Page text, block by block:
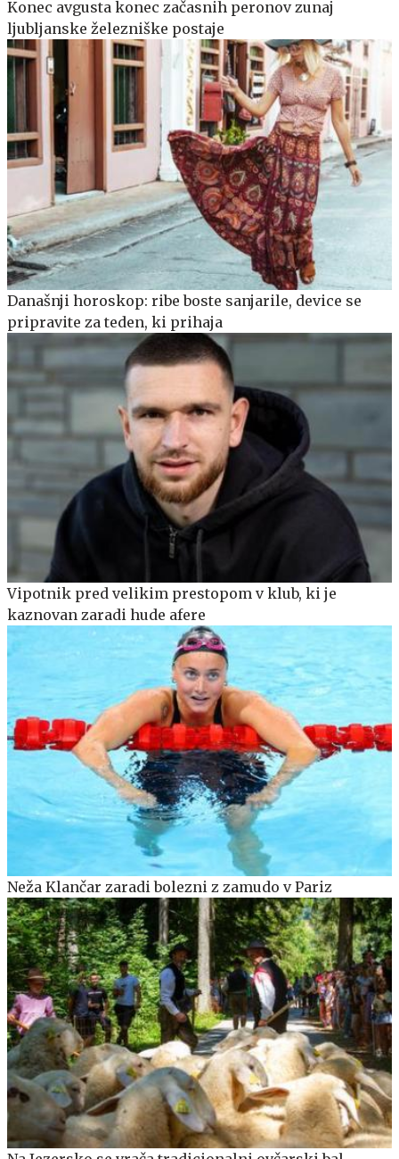
Konec avgusta konec začasnih peronov zunaj
ljubljanske železniške postaje
Današnji horoskop: ribe boste sanjarile, device se
pripravite za teden, ki prihaja
Vipotnik pred velikim prestopom v klub, ki je
kaznovan zaradi hude afere
Neža Klančar zaradi bolezni z zamudo v Pariz